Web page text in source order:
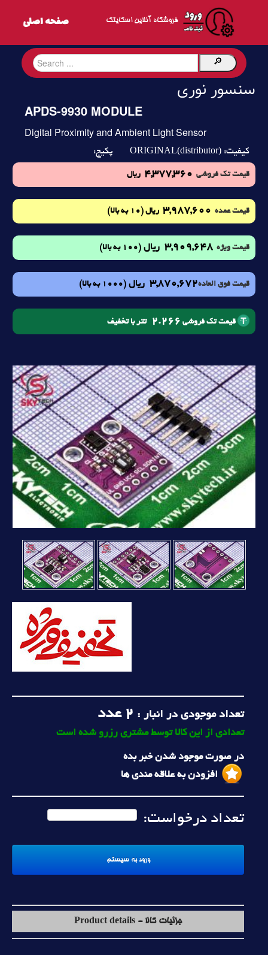
فروشگاه آنلاین اسکایتک
سنسور نوری
APDS-9930 MODULE
Digital Proximity and Ambient Light Sensor
کیفیت: ORIGINAL(distributor) پکیج:
قیمت تک فروشی 4,377,360 ریال
قیمت عمده 3,987,600 ریال (10 به بالا)
قیمت ویژه 3,909,648 ریال (100 به بالا)
قیمت فوق العاده3,870,672 ریال (1000 به بالا)
قیمت تک فروشی 2.266 تتر با تخفیف
تعداد موجودی در انبار : 2 عدد
تعدادی از این کالا توسط مشتری رزرو شده است
در صورت موجود شدن خبر بده
افزودن به علاقه مندی ها
تعداد درخواست:
جزئیات کالا - Product details